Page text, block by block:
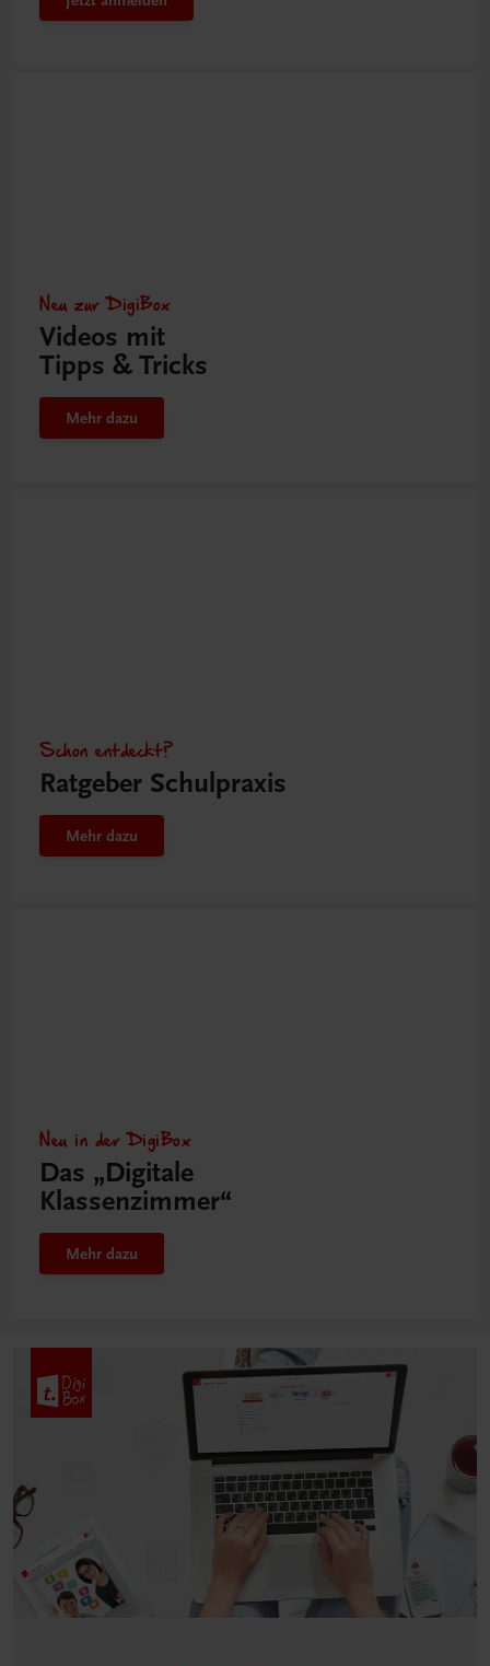
Neu zur DigiBox
Videos mit
Tipps & Tricks
Mehr dazu
Schon entdeckt?
Ratgeber Schulpraxis
Mehr dazu
Neu in der DigiBox
Das „Digitale
Klassenzimmer“
Mehr dazu